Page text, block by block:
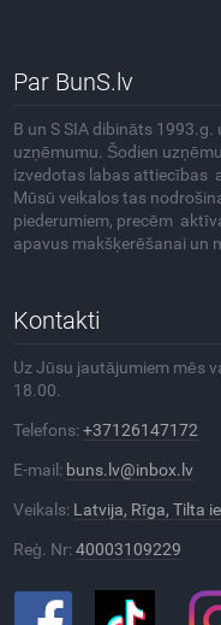
Par BunS.lv
B un S SIA dibināts
uzņēmumu. Šodien
izvedotas labas attiecības
Mūsū veikalos tas
piederumiem, precēm
apavus makšķerēšanai un
Kontakti
Uz Jūsu jautājumiem mēs
18.00.
Telefons:+37126147172
E-mail: buns.lv@inbox.lv
Veikals: Latvija, Rīga, Tilta
Reģ. Nr:40003109229